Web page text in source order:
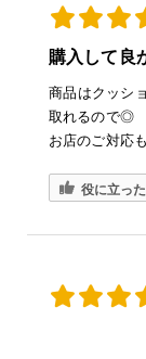
購入して良
商品はクッシ
取れるので◎
お店のご対応
役に立った